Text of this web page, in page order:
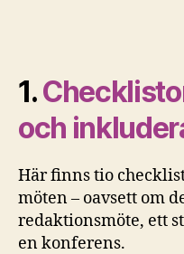
1.
och
Här finns tio
möten – oavsett om
redaktionsmöte, ett
en konferens.